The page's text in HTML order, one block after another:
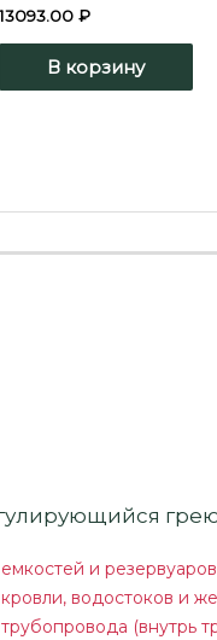
13093.00 ₽
В корзину
и резервуаров
водостоков и
(внутрь